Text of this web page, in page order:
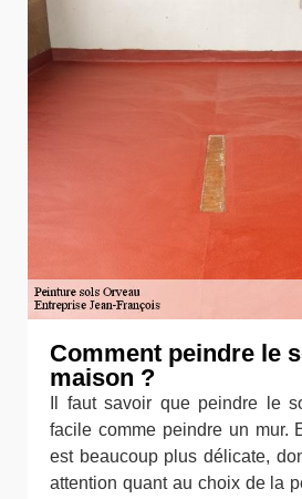
Comment peindre le
maison ?
Il faut savoir que peindre le
facile comme peindre un mur.
est beaucoup plus délicate,
attention quant au choix de la